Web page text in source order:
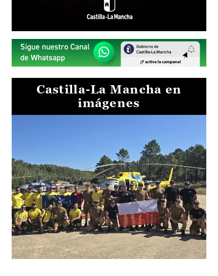
Castilla-La Mancha en
imágenes